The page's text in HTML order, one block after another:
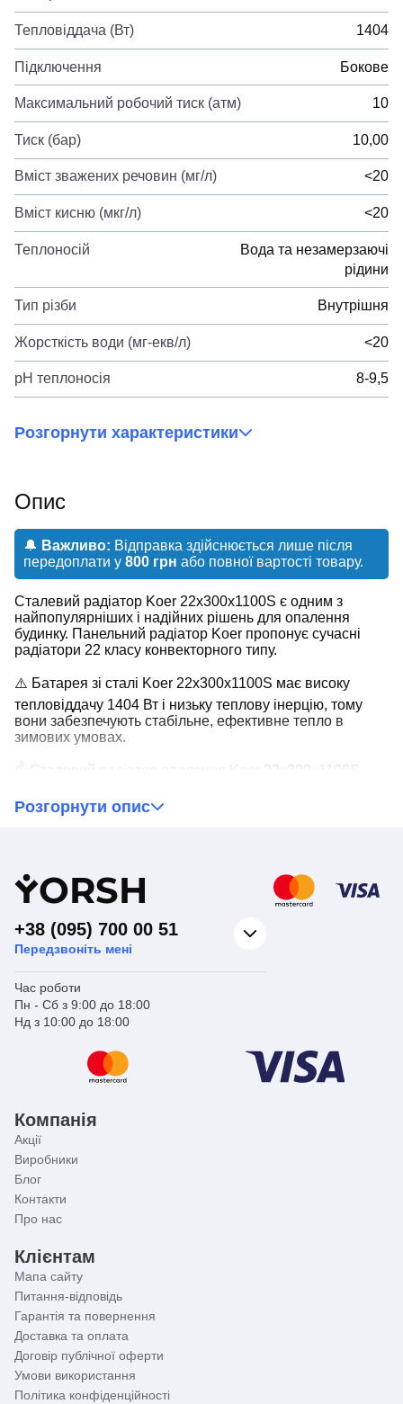
Тепловіддача (Вт) 1404
Підключення Бокове
Максимальний робочий тиск (атм) 10
Тиск (бар) 10,00
Вміст зважених речовин (мг/л) <20
Вміст кисню (мкг/л) <20
Теплоносій
Вода та незамерзаючі
рідини
Тип різби Внутрішня
Жорсткість води (мг-екв/л) <20
pH теплоносія 8-9,5
Розгорнути характеристики
Опис
🔔 Важливо: Відправка здійснюється лише після
передоплати у 800 грн або повної вартості товару.
Сталевий радіатор Koer 22x300x1100S є одним з
найпопулярніших і надійних рішень для опалення
будинку. Панельний радіатор Koer пропонує сучасні
радіатори 22 класу конвекторного типу.
⚠️ Батарея зі сталі Koer 22x300x1100S має високу
тепловіддачу 1404 Вт і низьку теплову інерцію, тому
вони забезпечують стабільне, ефективне тепло в
зимових умовах.
☝ Сталевий радіатор опалення Koer 22x300x1100S
оскільки він має низький робочий тиск. Він також добре
вимагають великих витрат.
Розгорнути опис
YORSH
+38 (095) 700 00 51
Передзвоніть мені
Час роботи
Пн - Сб з 9:00 до 18:00
Нд з 10:00 до 18:00
Компанія
Акції
Виробники
Блог
Контакти
Про нас
Клієнтам
Мапа сайту
Питання-відповідь
Гарантія та повернення
Доставка та оплата
Договір публічної оферти
Умови використання
Політика конфіденційності